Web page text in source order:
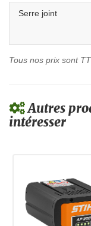
Serre joint
Tous nos prix sont
Autres
intéresser